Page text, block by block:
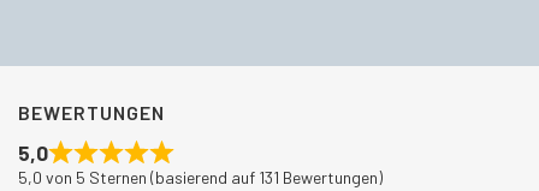
BEWERTUNGEN
5,0
5,0 von 5 Sternen (basierend auf 131 Bewertungen)